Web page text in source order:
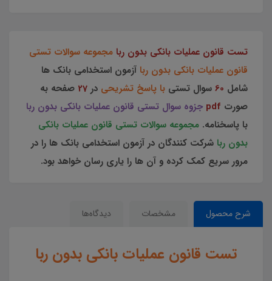
تست قانون عملیات بانکی بدون ربا مجموعه سوالات تستی
قانون عملیات بانکی بدون ربا آزمون استخدامی بانک ها
شامل 60 سوال تستی با پاسخ تشریحی در 27 صفحه به
صورت pdf جزوه سوال تستی قانون عملیات بانکی بدون ربا
با پاسخنامه. مجموعه سوالات تستی قانون عملیات بانکی
بدون ربا شرکت کنندگان در آزمون استخدامی بانک ها را در
مرور سریع کمک کرده و آن ها را یاری رسان خواهد بود.
شرح محصول مشخصات دیدگاه‌ها
تست قانون عملیات بانکی بدون ربا